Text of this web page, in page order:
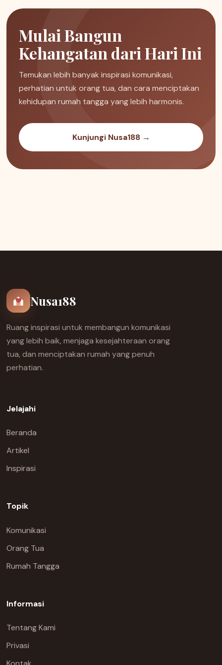
Mulai Bangun
Kehangatan dari Hari Ini
Temukan lebih banyak inspirasi komunikasi,
perhatian untuk orang tua, dan cara menciptakan
kehidupan rumah tangga yang lebih harmonis.
Kunjungi Nusa188 →
Nusa188
Ruang inspirasi untuk membangun komunikasi
yang lebih baik, menjaga kesejahteraan orang
tua, dan menciptakan rumah yang penuh
perhatian.
Jelajahi
Beranda
Artikel
Inspirasi
Topik
Komunikasi
Orang Tua
Rumah Tangga
Informasi
Tentang Kami
Privasi